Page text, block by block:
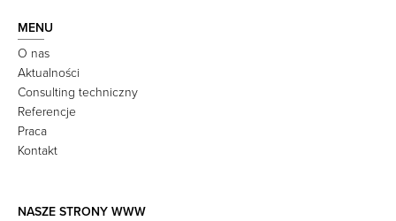
MENU
O nas
Aktualności
Consulting techniczny
Referencje
Praca
Kontakt
NASZE STRONY WWW